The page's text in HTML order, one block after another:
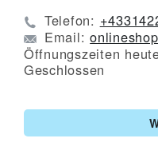
Telefon:
Email:
Öffnungszeiten
Geschlossen